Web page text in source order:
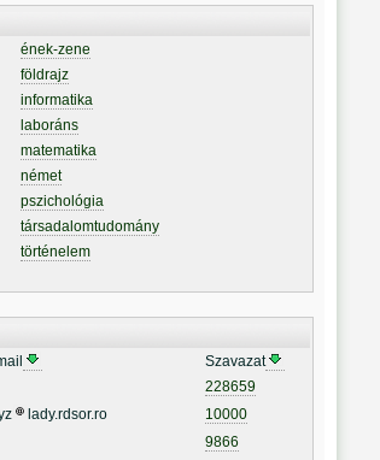
ének-zene
földrajz
informatika
laboráns
matematika
német
pszichológia
társadalomtudomány
történelem
Szavazat
228659
lady.rdsor.ro 10000
9866